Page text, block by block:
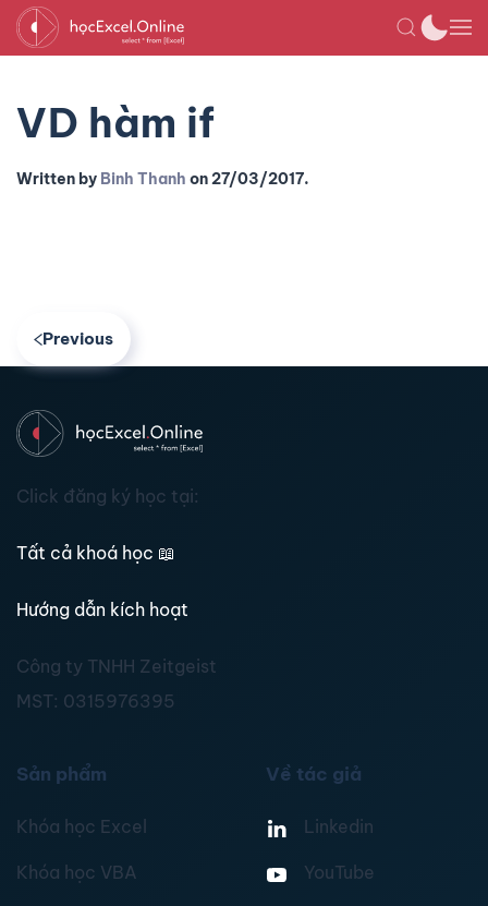
VD hàm if
Written by Binh Thanh on27/03/2017.
Previous
Click đăng ký học tại:
Tất cả khoá học 📖
Hướng dẫn kích hoạt
Công ty TNHH Zeitgeist
MST: 0315976395
Sản phẩm
Khóa học Excel
Khóa học VBA
Về tác giả
Linkedin
YouTube